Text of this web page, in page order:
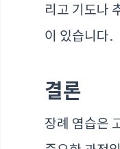
리고 기도나
이 있습니다.
결론
장례 염습은